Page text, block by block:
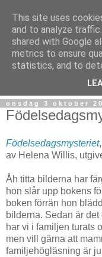
onsdag 3 oktober
Födelsedagsmysteriet
av Helena Willis,
Åh titta bilderna har
hon slår upp bokens
boken förrän hon
bilderna. Sedan är
har vi i familjen turats
men vill gärna att
familjehögläsning är
This site uses
and to analyze
shared with Google
metrics to ensure
statistics, and to